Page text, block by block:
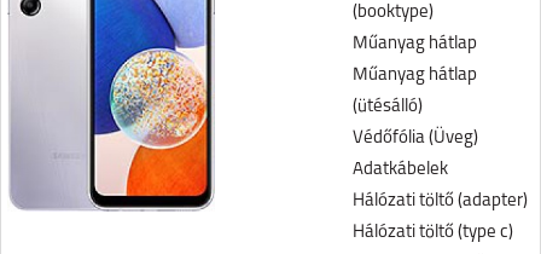
(booktype)
Műanyag hátlap
Műanyag hátlap
(ütésálló)
Védőfólia (Üveg)
Adatkábelek
Hálózati töltő (adapter)
Hálózati töltő (type c)